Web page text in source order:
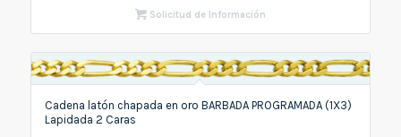
Solicitud de Información
Cadena latón chapada en oro BARBADA PROGRAMADA (1X3)
Lapidada 2 Caras